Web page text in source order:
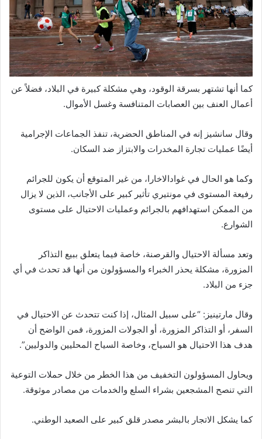
كما أنها تشتهر بسرقة الوقود، وهي مشكلة كبيرة في البلاد، فضلاً عن
أعمال العنف بين العصابات المتنافسة وغسل الأموال.
وقال سانشيز إنه في المناطق الحضرية، تنفذ الجماعات الإجرامية
أيضًا عمليات تجارة المخدرات والابتزاز ضد السكان.
وكما هو الحال في غوادالاخارا، من غير المتوقع أن يكون للجرائم
رفيعة المستوى في مونتيري تأثير كبير على الأجانب، الذين لا يزال
من الممكن استهدافهم بالجرائم وعمليات الاحتيال على مستوى
الشوارع.
وتعد مسألة الاحتيال والقرصنة، خاصة فيما يتعلق ببيع التذاكر
المزورة، مشكلة يحذر الخبراء والمسؤولون من أنها قد تحدث في أي
جزء من البلاد.
وقال مارتينيز: “على سبيل المثال، إذا كنت تتحدث عن الاحتيال في
السفر، أو التذاكر المزورة، أو الجولات المزورة، فمن الواضح أن
هدف هذا الاحتيال هو السياح، وخاصة السياح المحليين والدوليين”.
ويحاول المسؤولون التخفيف من هذا الخطر من خلال حملات التوعية
التي تنصح المشجعين بشراء السلع والخدمات من مصادر موثوقة.
كما يشكل الاتجار بالبشر مصدر قلق كبير على الصعيد الوطني.